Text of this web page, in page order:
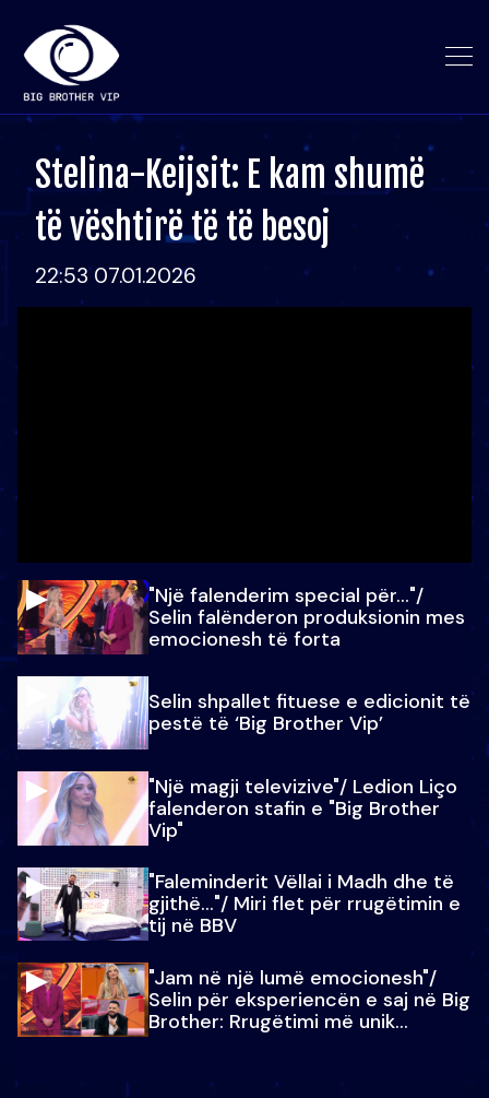
Stelina-Keijsit: E kam shumë
të vështirë të të besoj
22:53 07.01.2026
"Një falenderim special për…"/
Selin falënderon produksionin mes
emocionesh të forta
Selin shpallet fituese e edicionit të
pestë të ‘Big Brother Vip’
"Një magji televizive"/ Ledion Liço
falenderon stafin e "Big Brother
Vip"
"Faleminderit Vëllai i Madh dhe të
gjithë…"/ Miri flet për rrugëtimin e
tij në BBV
"Jam në një lumë emocionesh"/
Selin për eksperiencën e saj në Big
Brother: Rrugëtimi më unik…